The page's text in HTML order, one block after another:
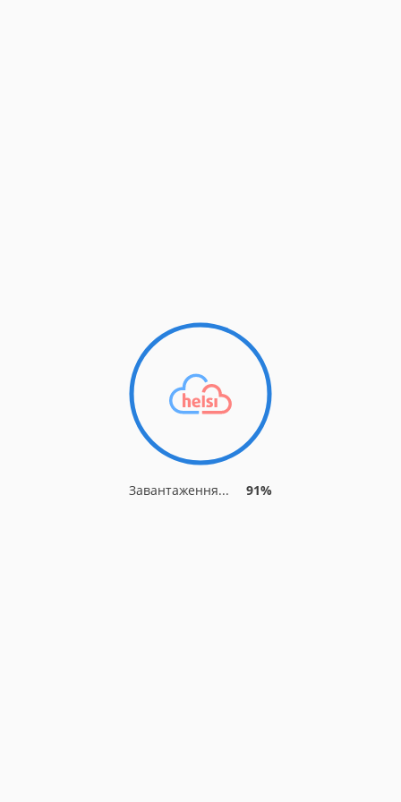
Завантаження... 91%